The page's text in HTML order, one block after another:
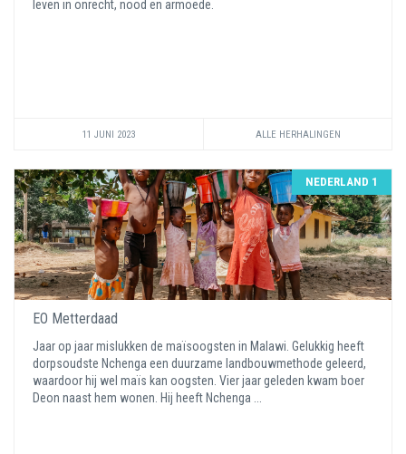
leven in onrecht, nood en armoede.
11 JUNI 2023 ALLE HERHALINGEN
NEDERLAND 1
EO Metterdaad
Jaar op jaar mislukken de maïsoogsten in Malawi. Gelukkig heeft
dorpsoudste Nchenga een duurzame landbouwmethode geleerd,
waardoor hij wel maïs kan oogsten. Vier jaar geleden kwam boer
Deon naast hem wonen. Hij heeft Nchenga ...